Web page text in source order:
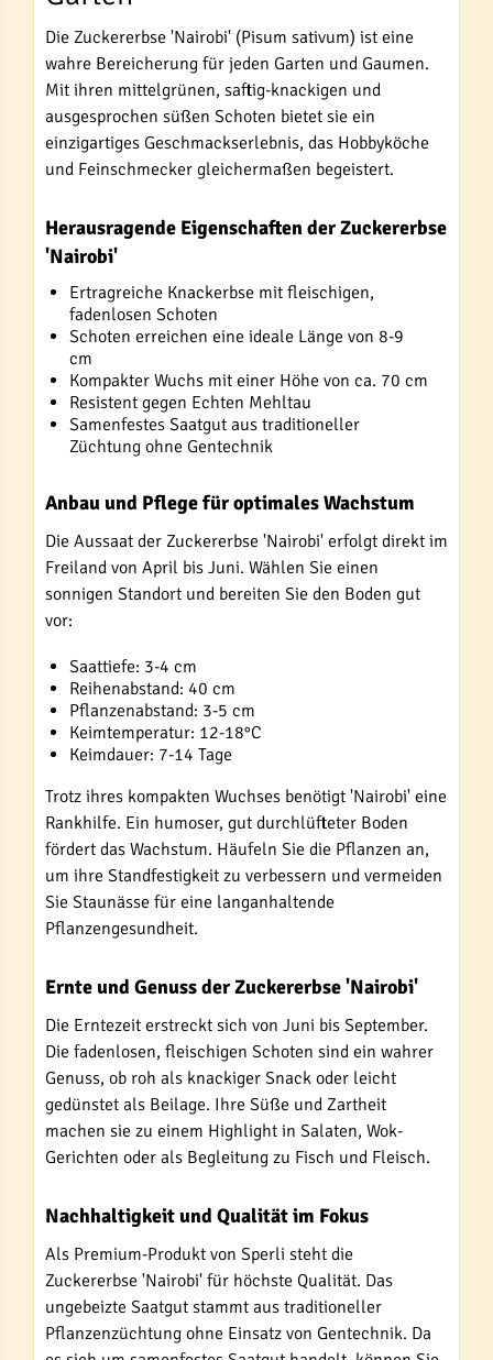
Die Zuckererbse 'Nairobi' (Pisum sativum) ist eine
wahre Bereicherung für jeden Garten und Gaumen.
Mit ihren mittelgrünen, saftig-knackigen und
ausgesprochen süßen Schoten bietet sie ein
einzigartiges Geschmackserlebnis, das Hobbyköche
und Feinschmecker gleichermaßen begeistert.
Herausragende Eigenschaften der Zuckererbse
'Nairobi'
Ertragreiche Knackerbse mit fleischigen,
fadenlosen Schoten
Schoten erreichen eine ideale Länge von 8-9
cm
Kompakter Wuchs mit einer Höhe von ca. 70 cm
Resistent gegen Echten Mehltau
Samenfestes Saatgut aus traditioneller
Züchtung ohne Gentechnik
Anbau und Pflege für optimales Wachstum
Die Aussaat der Zuckererbse 'Nairobi' erfolgt direkt im
Freiland von April bis Juni. Wählen Sie einen
sonnigen Standort und bereiten Sie den Boden gut
vor:
Saattiefe: 3-4 cm
Reihenabstand: 40 cm
Pflanzenabstand: 3-5 cm
Keimtemperatur: 12-18°C
Keimdauer: 7-14 Tage
Trotz ihres kompakten Wuchses benötigt 'Nairobi' eine
Rankhilfe. Ein humoser, gut durchlüfteter Boden
fördert das Wachstum. Häufeln Sie die Pflanzen an,
um ihre Standfestigkeit zu verbessern und vermeiden
Sie Staunässe für eine langanhaltende
Pflanzengesundheit.
Ernte und Genuss der Zuckererbse 'Nairobi'
Die Erntezeit erstreckt sich von Juni bis September.
Die fadenlosen, fleischigen Schoten sind ein wahrer
Genuss, ob roh als knackiger Snack oder leicht
gedünstet als Beilage. Ihre Süße und Zartheit
machen sie zu einem Highlight in Salaten, Wok-
Gerichten oder als Begleitung zu Fisch und Fleisch.
Nachhaltigkeit und Qualität im Fokus
Als Premium-Produkt von Sperli steht die
Zuckererbse 'Nairobi' für höchste Qualität. Das
ungebeizte Saatgut stammt aus traditioneller
Pflanzenzüchtung ohne Einsatz von Gentechnik. Da